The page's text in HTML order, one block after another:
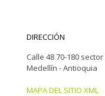
DIRECCIÓN
Calle 48 70-180
Medellín - Antioquia
MAPA DEL SITIO XML